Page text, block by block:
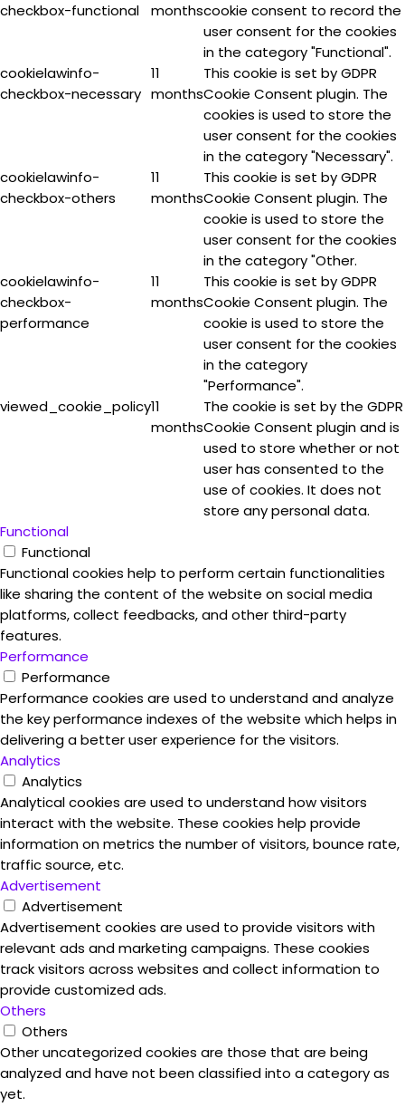
checkbox-functional
monthscookie consent to record the
user consent for the cookies
in the category "Functional".
cookielawinfo-
checkbox-necessary
11
months
This cookie is set by GDPR
Cookie Consent plugin. The
cookies is used to store the
user consent for the cookies
in the category "Necessary".
cookielawinfo-
checkbox-others
11
months
This cookie is set by GDPR
Cookie Consent plugin. The
cookie is used to store the
user consent for the cookies
in the category "Other.
cookielawinfo-
checkbox-
performance
11
months
This cookie is set by GDPR
Cookie Consent plugin. The
cookie is used to store the
user consent for the cookies
in the category
"Performance".
viewed_cookie_policy11
months
The cookie is set by the GDPR
Cookie Consent plugin and is
used to store whether or not
user has consented to the
use of cookies. It does not
store any personal data.
Functional
Functional
Functional cookies help to perform certain functionalities
like sharing the content of the website on social media
platforms, collect feedbacks, and other third-party
features.
Performance
Performance
Performance cookies are used to understand and analyze
the key performance indexes of the website which helps in
delivering a better user experience for the visitors.
Analytics
Analytics
Analytical cookies are used to understand how visitors
interact with the website. These cookies help provide
information on metrics the number of visitors, bounce rate,
traffic source, etc.
Advertisement
Advertisement
Advertisement cookies are used to provide visitors with
relevant ads and marketing campaigns. These cookies
track visitors across websites and collect information to
provide customized ads.
Others
Others
Other uncategorized cookies are those that are being
analyzed and have not been classified into a category as
yet.